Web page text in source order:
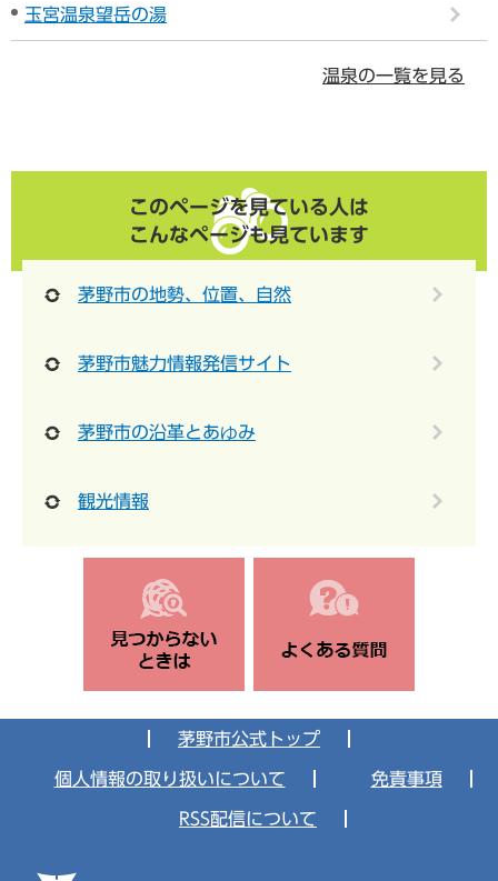
玉宮温泉望岳の湯
温泉の一覧を見る
このページを見ている人は
こんなページも見ています
茅野市の地勢、位置、自然
茅野市魅力情報発信サイト
茅野市の沿革とあゆみ
観光情報
茅野市公式トップ
個人情報の取り扱いについて 免責事項
RSS配信について